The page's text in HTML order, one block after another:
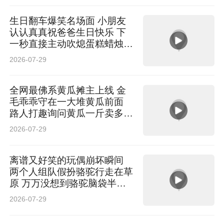
生日翻车爆笑名场面 小朋友
认认真真祝爸爸生日快乐 下
一秒直接主动吹熄蛋糕蜡烛
网友：没给主角一点发挥空间
2026-07-29
全网最佛系黄瓜摊主上线 金
毛乖乖守在一大堆黄瓜前面
路人打趣询问黄瓜一斤卖多少
钱 网友：正经“摆摊狗”就差收
2026-07-29
离谱又好笑的玩偶崩坏瞬间
两个人组队假扮骆驼行走在草
原 万万没想到骆驼脑袋半路
直接掉落 网友：“骆驼”知道低
2026-07-29